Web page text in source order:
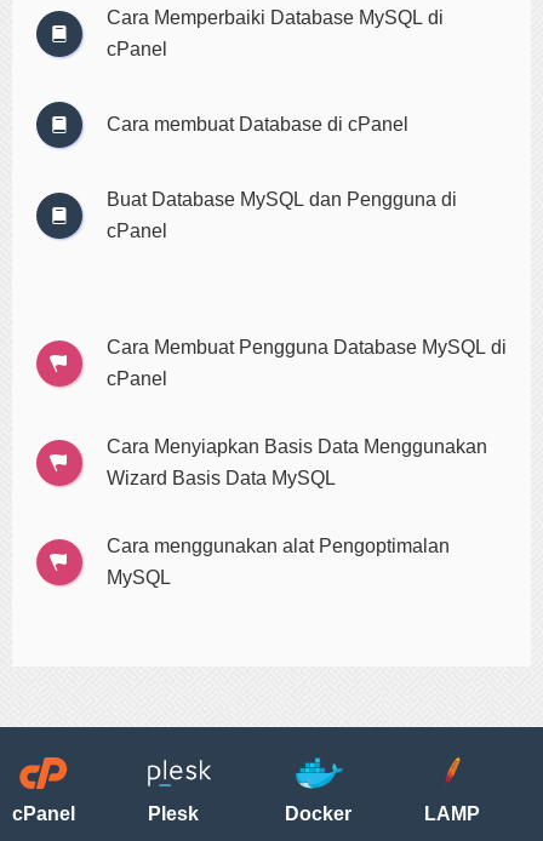
Cara Memperbaiki Database MySQL di
cPanel
Cara membuat Database di cPanel
Buat Database MySQL dan Pengguna di
cPanel
Cara Membuat Pengguna Database MySQL di
cPanel
Cara Menyiapkan Basis Data Menggunakan
Wizard Basis Data MySQL
Cara menggunakan alat Pengoptimalan
MySQL
cPanel Plesk Docker LAMP